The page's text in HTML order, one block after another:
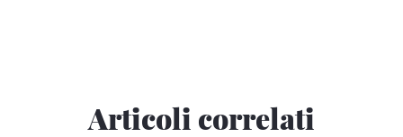
Articoli correlati